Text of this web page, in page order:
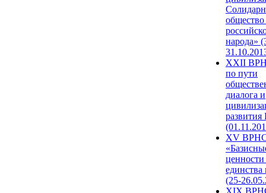
народа»
XXII
по пути
диалога и
развития
XV
единства
(25-
XIX